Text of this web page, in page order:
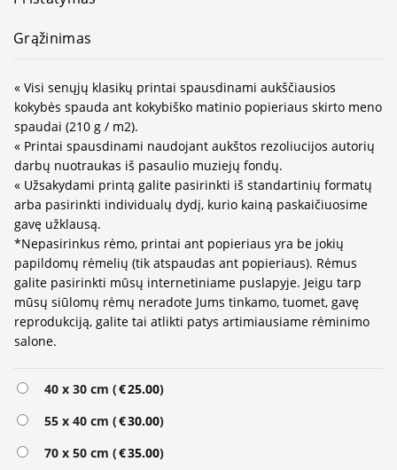
Grąžinimas
« Visi senųjų klasikų printai spausdinami aukščiausios
kokybės spauda ant kokybiško matinio popieriaus skirto meno
spaudai (210 g / m2).
« Printai spausdinami naudojant aukštos rezoliucijos autorių
darbų nuotraukas iš pasaulio muziejų fondų.
« Užsakydami printą galite pasirinkti iš standartinių formatų
arba pasirinkti individualų dydį, kurio kainą paskaičiuosime
gavę užklausą.
*Nepasirinkus rėmo, printai ant popieriaus yra be jokių
papildomų rėmelių (tik atspaudas ant popieriaus). Rėmus
galite pasirinkti mūsų internetiniame puslapyje. Jeigu tarp
mūsų siūlomų rėmų neradote Jums tinkamo, tuomet, gavę
reprodukciją, galite tai atlikti patys artimiausiame rėminimo
salone.
40 x 30 cm (€25.00)
55 x 40 cm (€30.00)
70 x 50 cm (€35.00)